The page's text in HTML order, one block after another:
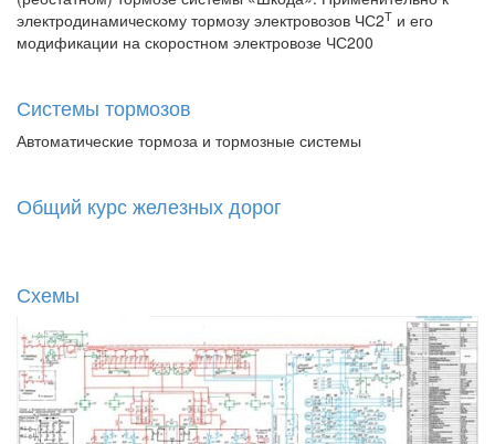
электродинамическому тормозу электровозов ЧС2Т и его
модификации на скоростном электровозе ЧС200
Системы тормозов
Автоматические тормоза и тормозные системы
Общий курс железных дорог
Схемы